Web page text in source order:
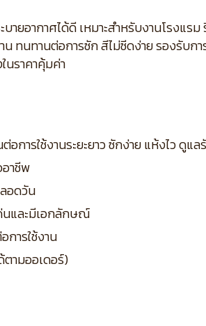
อากาศได้ดี เหมาะสำหรับงานโรงแร
นทานต่อการซัก สีไม่ซีดง่าย รองรับกา
ราคาคุ้มค่า
ารใช้งานระยะยาว ซักง่าย แห้งไว ดูแล
าชีพ
อดวัน
นและมีเอกลักษณ์
การใช้งาน
ามออเดอร์)